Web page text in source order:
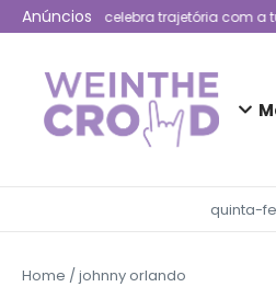
Ir para o conteúdo
Anúncios
Lagum celebra trajetória com a
quinta-
Home /johnny orlando